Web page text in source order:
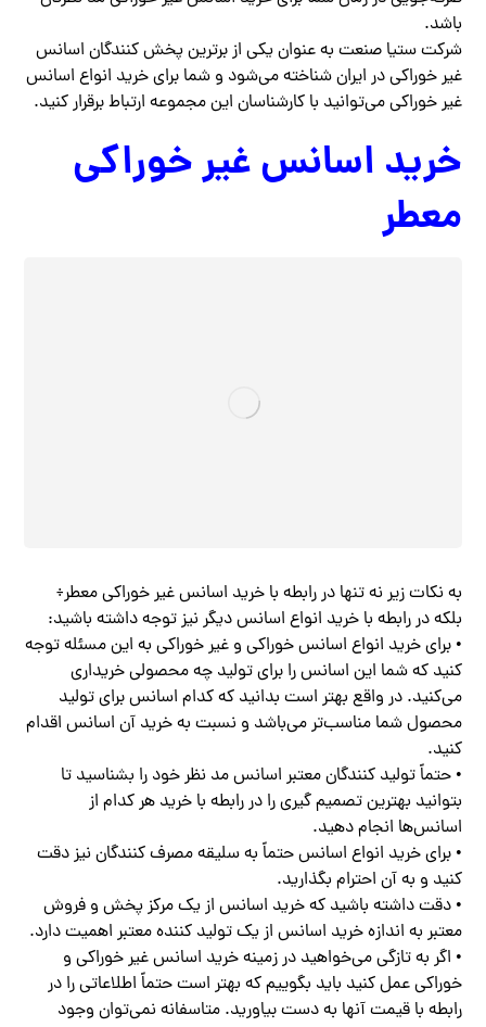
باشد.
شرکت ستیا صنعت به عنوان یکی از برترین پخش کنندگان اسانس
غیر خوراکی در ایران شناخته می‌شود و شما برای خرید انواع اسانس
غیر خوراکی می‌توانید با کارشناسان این مجموعه ارتباط برقرار کنید.
خرید اسانس غیر خوراکی
معطر
به نکات زیر نه تنها در رابطه با خرید اسانس غیر خوراکی معطر÷
بلکه در رابطه با خرید انواع اسانس دیگر نیز توجه داشته باشید:
• برای خرید انواع اسانس خوراکی و غیر خوراکی به این مسئله توجه
کنید که شما این اسانس را برای تولید چه محصولی خریداری
می‌کنید. در واقع بهتر است بدانید که کدام اسانس برای تولید
محصول شما مناسب‌تر می‌باشد و نسبت به خرید آن اسانس اقدام
کنید.
• حتماً تولید کنندگان معتبر اسانس مد نظر خود را بشناسید تا
بتوانید بهترین تصمیم گیری را در رابطه با خرید هر کدام از
اسانس‌ها انجام دهید.
• برای خرید انواع اسانس حتماً به سلیقه مصرف کنندگان نیز دقت
کنید و به آن احترام بگذارید.
• دقت داشته باشید که خرید اسانس از یک مرکز پخش و فروش
معتبر به اندازه خرید اسانس از یک تولید کننده معتبر اهمیت دارد.
• اگر به تازگی می‌خواهید در زمینه خرید اسانس غیر خوراکی و
خوراکی عمل کنید باید بگوییم که بهتر است حتماً اطلاعاتی را در
رابطه با قیمت آنها به دست بیاورید. متاسفانه نمی‌توان وجود